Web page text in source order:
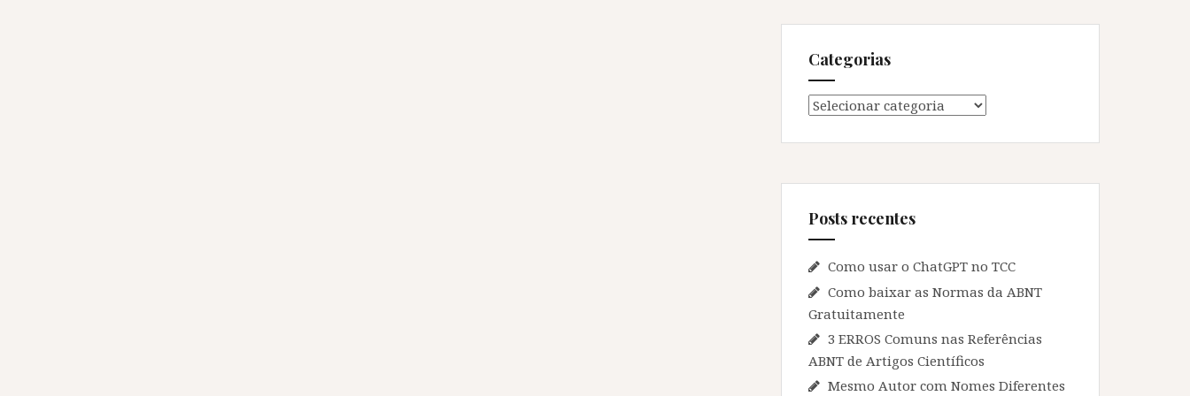
Categorias
Categorias
Posts recentes
Como usar o ChatGPT no TCC
Como baixar as Normas da ABNT
Gratuitamente
3 ERROS Comuns nas Referências
ABNT de Artigos Científicos
Mesmo Autor com Nomes Diferentes